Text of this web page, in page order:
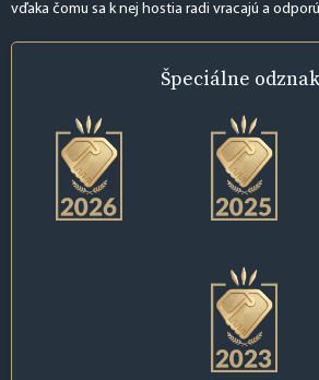
vďaka čomu sa k nej hostia radi vracajú a
Špeciálne